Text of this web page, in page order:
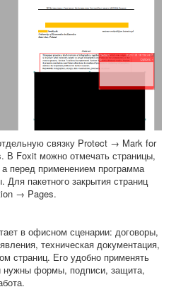
связку Protect → Mark for
В Foxit можно отмечать страницы,
перед применением программа
пакетного закрытия страниц
→ Pages.
в офисном сценарии: договоры,
техническая документация,
страниц. Его удобно применять
нужны формы, подписи, защита,